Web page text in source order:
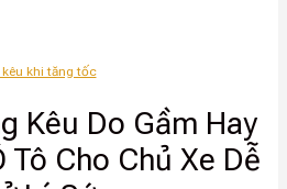
kêu khi tăng tốc
Kêu Do Gầm Hay
Tô Cho Chủ Xe Dễ